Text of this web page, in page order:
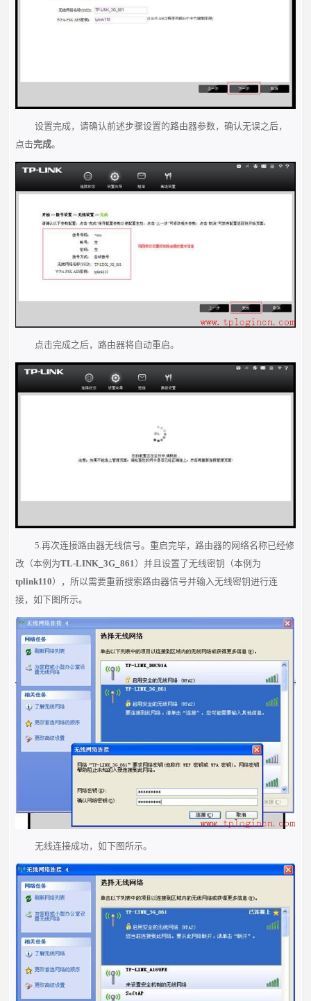
设置完成，请确认前述步骤设置的路由器参数，确认无误之后，
点击完成。
点击完成之后，路由器将自动重启。
5.再次连接路由器无线信号。重启完毕，路由器的网络名称已经修
改（本例为TL-LINK_3G_861 ）并且设置了无线密钥（本例为
tplink110），所以需要重新搜索路由器信号并输入无线密钥进行连
接，如下图所示。
无线连接成功，如下图所示。